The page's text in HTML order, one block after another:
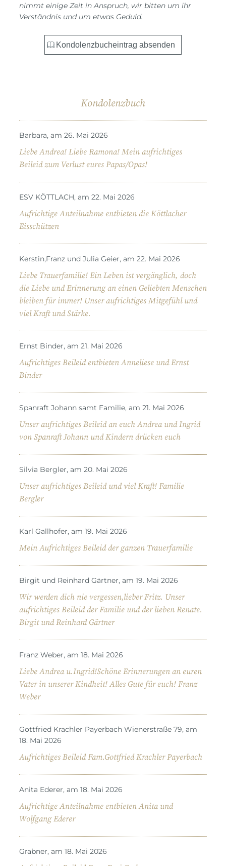
nimmt einige Zeit in Anspruch, wir bitten um ihr
Verständnis und um etwas Geduld.
Kondolenzbuch
Barbara, am 26. Mai 2026
Liebe Andrea! Liebe Ramona! Mein aufrichtiges
Beileid zum Verlust eures Papas/Opas!
ESV KÖTTLACH, am 22. Mai 2026
Aufrichtige Anteilnahme entbieten die Köttlacher
Eisschützen
Kerstin,Franz und Julia Geier, am 22. Mai 2026
Liebe Trauerfamilie! Ein Leben ist vergänglich, doch
die Liebe und Erinnerung an einen Geliebten Menschen
bleiben für immer! Unser aufrichtiges Mitgefühl und
viel Kraft und Stärke.
Ernst Binder, am 21. Mai 2026
Aufrichtiges Beileid entbieten Anneliese und Ernst
Binder
Spanraft Johann samt Familie, am 21. Mai 2026
Unser aufrichtiges Beileid an euch Andrea und Ingrid
von Spanraft Johann und Kindern drücken euch
Silvia Bergler, am 20. Mai 2026
Unser aufrichtiges Beileid und viel Kraft! Familie
Bergler
Karl Gallhofer, am 19. Mai 2026
Mein Aufrichtiges Beileid der ganzen Trauerfamilie
Birgit und Reinhard Gärtner, am 19. Mai 2026
Wir werden dich nie vergessen,lieber Fritz. Unser
aufrichtiges Beileid der Familie und der lieben Renate.
Birgit und Reinhard Gärtner
Franz Weber, am 18. Mai 2026
Liebe Andrea u.Ingrid!Schöne Erinnerungen an euren
Vater in unserer Kindheit! Alles Gute für euch! Franz
Weber
Gottfried Krachler Payerbach Wienerstraße 79, am
18. Mai 2026
Aufrichtiges Beileid Fam.Gottfried Krachler Payerbach
Anita Ederer, am 18. Mai 2026
Aufrichtige Anteilnahme entbieten Anita und
Wolfgang Ederer
Grabner, am 18. Mai 2026